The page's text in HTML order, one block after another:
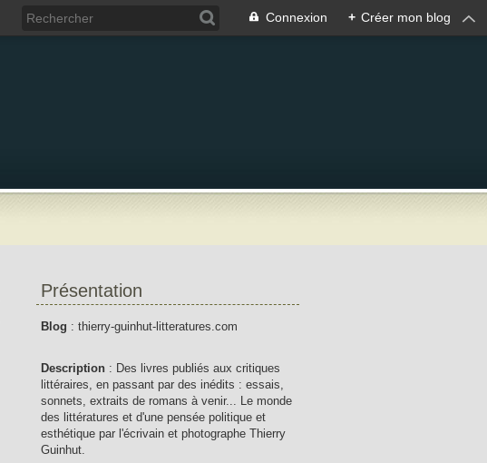
Connexion + Créer mon blog
Présentation
Blog : thierry-guinhut-litteratures.com
Description : Des livres publiés aux critiques
littéraires, en passant par des inédits : essais,
sonnets, extraits de romans à venir... Le monde
des littératures et d'une pensée politique et
esthétique par l'écrivain et photographe Thierry
Guinhut.